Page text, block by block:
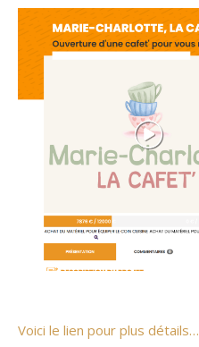
Voici le lien pour plus détails…